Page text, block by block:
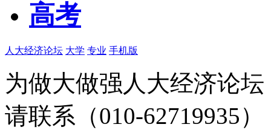
高考
人大经济论坛 大学 专业 手机版
为做大做强人大经济论
请联系（010-62719935）